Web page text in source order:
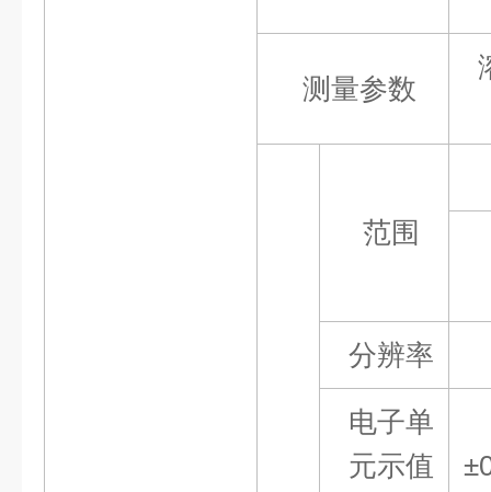
测量参数
范围
分辨率
电子单
元示值